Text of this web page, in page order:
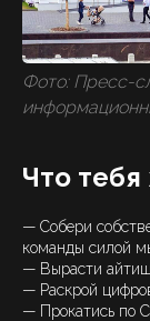
Фото: Пресс-
Что
— Собери
команды силой
— Вырасти
— Раскрой
— Прокатись по